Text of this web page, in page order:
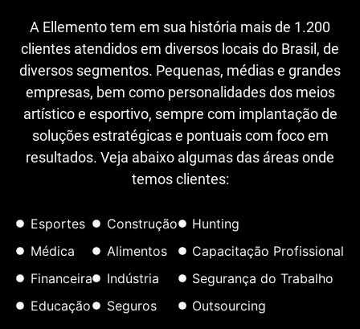
A Ellemento tem em sua história mais de 1.200
clientes atendidos em diversos locais do Brasil, de
diversos segmentos. Pequenas, médias e grandes
empresas, bem como personalidades dos meios
artístico e esportivo, sempre com implantação de
soluções estratégicas e pontuais com foco em
resultados. Veja abaixo algumas das áreas onde
temos clientes:
Esportes
Médica
Financeira
Educação
Construção
Alimentos
Indústria
Seguros
Hunting
Capacitação Profissional
Segurança do Trabalho
Outsourcing